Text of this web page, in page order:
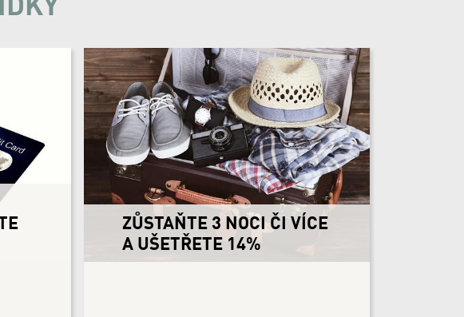
ZŮSTAŇTE 3 NOCI ČI VÍCE
A UŠETŘETE 14%